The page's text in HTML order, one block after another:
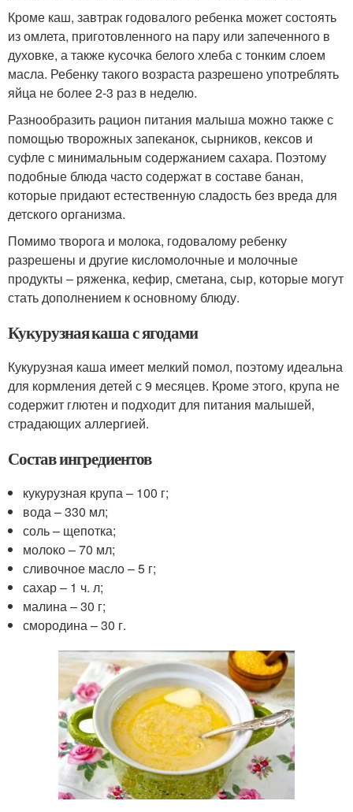
Кроме каш, завтрак годовалого ребенка может состоять
из омлета, приготовленного на пару или запеченного в
духовке, а также кусочка белого хлеба с тонким слоем
масла. Ребенку такого возраста разрешено употреблять
яйца не более 2-3 раз в неделю.
Разнообразить рацион питания малыша можно также с
помощью творожных запеканок, сырников, кексов и
суфле с минимальным содержанием сахара. Поэтому
подобные блюда часто содержат в составе банан,
которые придают естественную сладость без вреда для
детского организма.
Помимо творога и молока, годовалому ребенку
разрешены и другие кисломолочные и молочные
продукты – ряженка, кефир, сметана, сыр, которые могут
стать дополнением к основному блюду.
Кукурузная каша с ягодами
Кукурузная каша имеет мелкий помол, поэтому идеальна
для кормления детей с 9 месяцев. Кроме этого, крупа не
содержит глютен и подходит для питания малышей,
страдающих аллергией.
Состав ингредиентов
кукурузная крупа – 100 г;
вода – 330 мл;
соль – щепотка;
молоко – 70 мл;
сливочное масло – 5 г;
сахар – 1 ч. л;
малина – 30 г;
смородина – 30 г.